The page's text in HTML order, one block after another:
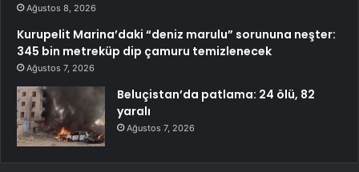
Ağustos 8, 2026
Kurupelit Marina’daki “deniz marulu” sorununa neşter:
345 bin metreküp dip çamuru temizlenecek
Ağustos 7, 2026
Beluçistan’da patlama: 24 ölü, 82
yaralı
Ağustos 7, 2026